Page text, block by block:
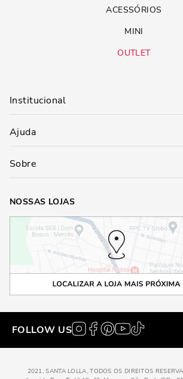
ACESSÓRIOS
MINI
OUTLET
Institucional
Ajuda
Sobre
NOSSAS LOJAS
FOLLOW US
2021, SANTA LOLLA, TODOS OS DIREITOS